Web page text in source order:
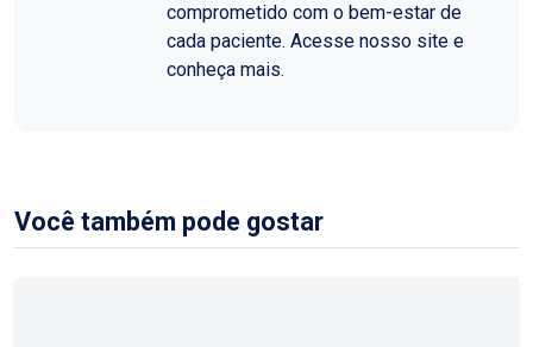
comprometido com o bem-estar de
cada paciente. Acesse nosso site e
conheça mais.
Você também pode gostar